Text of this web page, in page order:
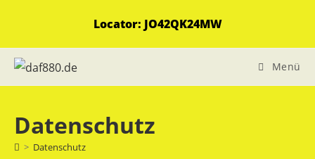
Locator: JO42QK24MW
Menü
Datenschutz
> Datenschutz